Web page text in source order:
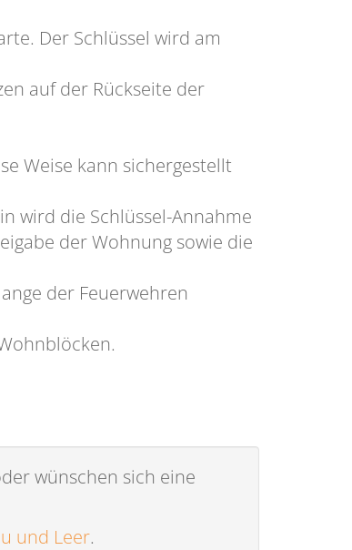
Der Schlüssel wird am
auf der Rückseite der
Weise kann sichergestellt
wird die Schlüssel-Annahme
der Wohnung sowie die
der Feuerwehren
wünschen sich eine
und Leer.